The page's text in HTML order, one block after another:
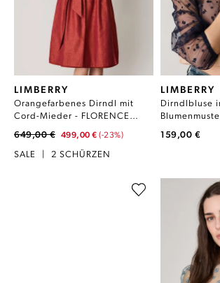
LIMBERRY
Orangefarbenes Dirndl mit
Cord-Mieder - FLORENCE
649,00 € 499,00 € (-23%)
SALE 2 SCHÜRZEN
LIMBERRY
Dirndlbluse
159,00 €